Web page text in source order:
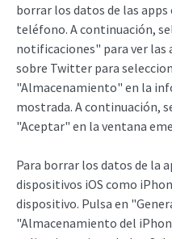
borrar los datos de las
teléfono. A continuación,
notificaciones" para ver las
sobre Twitter para
"Almacenamiento" en la
mostrada. A continuación,
"Aceptar" en la ventana
Para borrar los datos de la
dispositivos iOS como
dispositivo. Pulsa en
"Almacenamiento del